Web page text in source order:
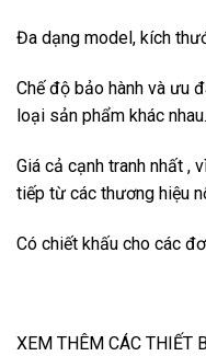
Đa dạng model, kích
Chế độ bảo hành và ưu
loại sản phẩm khác nhau.
Giá cả cạnh tranh nhất ,
tiếp từ các thương hiệu
Có chiết khấu cho các
XEM THÊM CÁC THIẾT